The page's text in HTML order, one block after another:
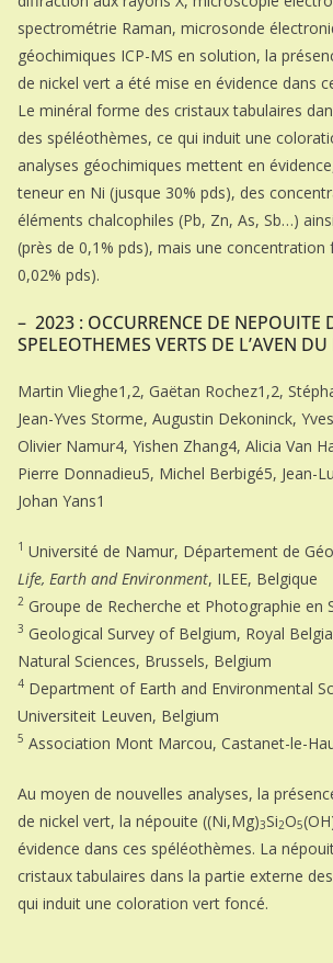
spectrométrie Raman, microsonde
géochimiques ICP-MS en solution, la
de nickel vert a été mise en évidence dans
Le minéral forme des cristaux tabulaires
des spéléothèmes, ce qui induit une
analyses géochimiques mettent en
teneur en Ni (jusque 30% pds), des
éléments chalcophiles (Pb, Zn, As, Sb…)
(près de 0,1% pds), mais une concentration
0,02% pds).
– 2023 : OCCURRENCE DE NEPOUITE
SPELEOTHEMES VERTS DE L’AVEN
Martin Vlieghe1,2, Gaëtan Rochez1,2,
Jean-Yves Storme, Augustin Dekoninck,
Olivier Namur4, Yishen Zhang4, Alicia Van
Pierre Donnadieu5, Michel Berbigé5, Jean-
Johan Yans1
1 Université de Namur, Département de
Life, Earth and Environment, ILEE, Belgique
2 Groupe de Recherche et Photographie en
3 Geological Survey of Belgium, Royal
Natural Sciences, Brussels, Belgium
4 Department of Earth and Environmental
Universiteit Leuven, Belgium
5 Association Mont Marcou, Castanet-le-
Au moyen de nouvelles analyses, la
de nickel vert, la népouite ((Ni,Mg)3Si2O5
évidence dans ces spéléothèmes. La
cristaux tabulaires dans la partie externe
qui induit une coloration vert foncé.